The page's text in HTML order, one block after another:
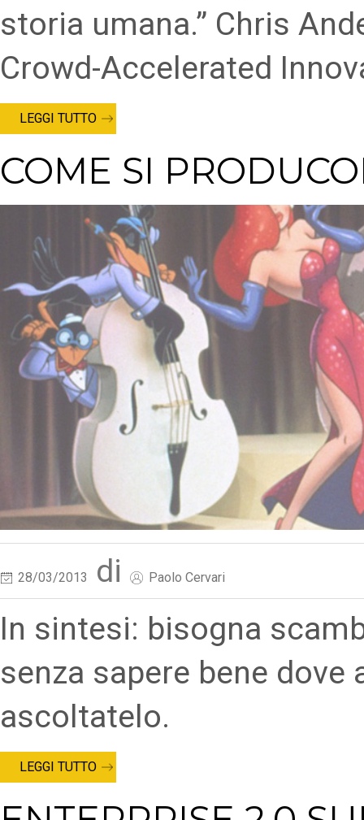
storia umana.” Chris
Crowd-Accelerated
LEGGI TUTTO
COME SI
28/03/2013 di Paolo Cervari
In sintesi: bisogna
senza sapere bene dove
ascoltatelo.
LEGGI TUTTO